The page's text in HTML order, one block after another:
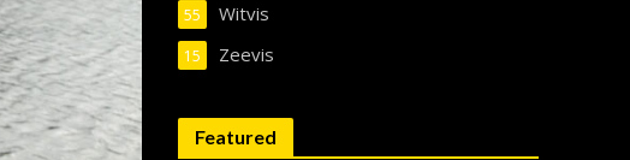
Witvis
55
Zeevis
15
Featured